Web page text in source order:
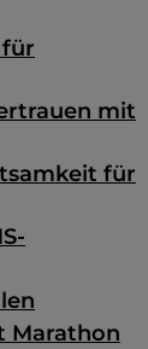
für
mit
für
Marathon